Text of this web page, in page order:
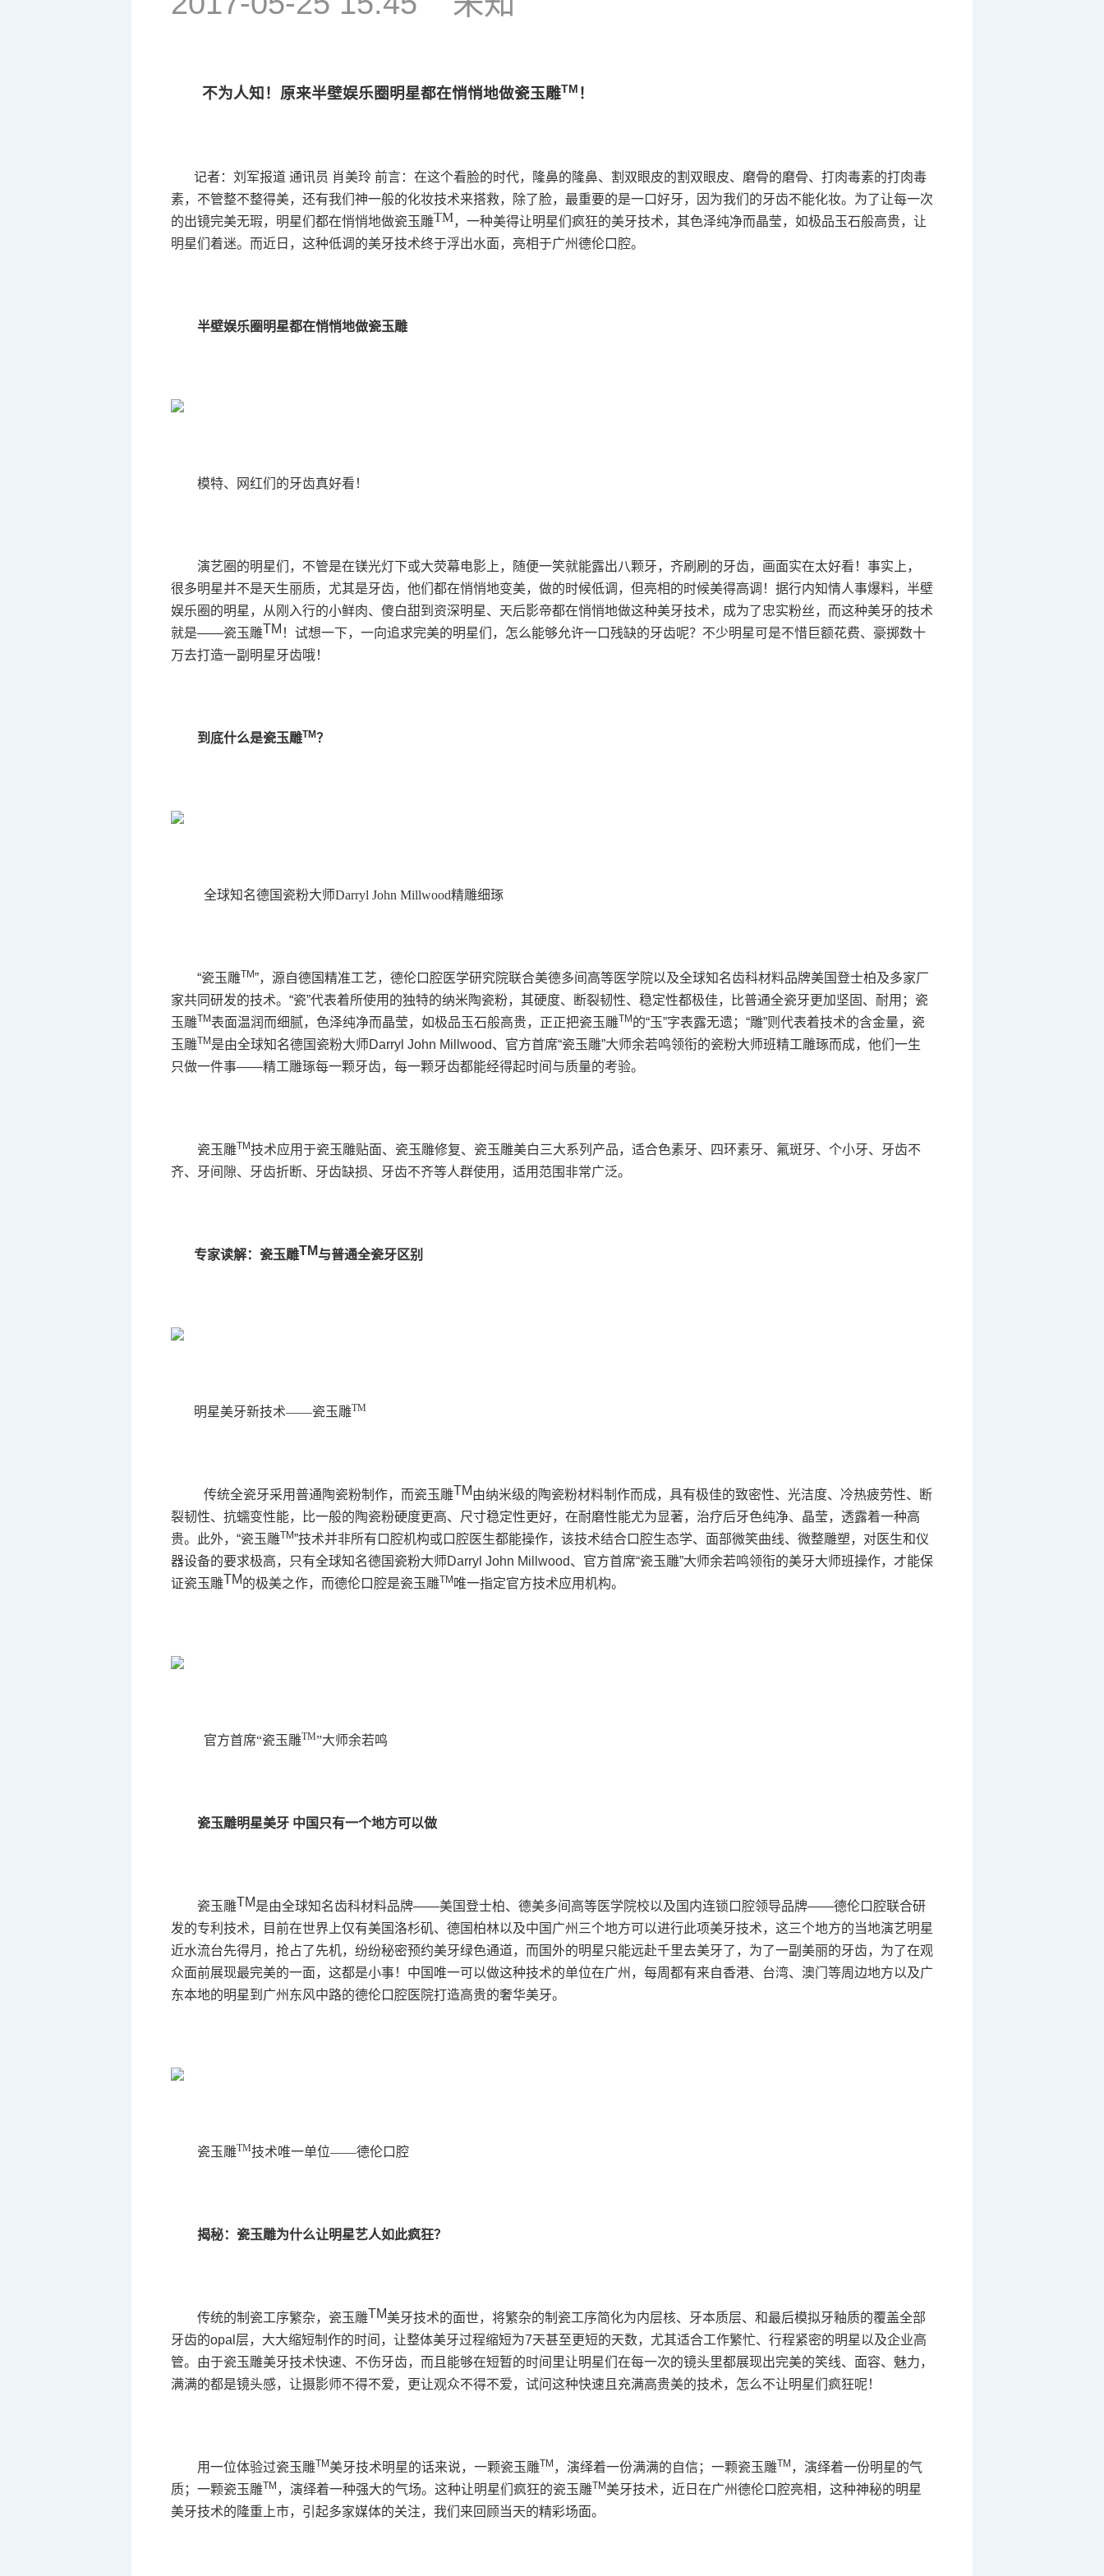
不为人知！原来半壁娱乐圈明星都在悄悄地做瓷玉雕TM ！
记者：刘军报道 通讯员 肖美玲 前言：在这个看脸的时代，隆鼻的隆鼻、割双眼皮的割双眼皮、磨骨的磨骨、打肉毒素的打肉毒
素，不管整不整得美，还有我们神一般的化妆技术来搭救，除了脸，最重要的是一口好牙，因为我们的牙齿不能化妆。为了让每一次
的出镜完美无瑕，明星们都在悄悄地做瓷玉雕TM，一种美得让明星们疯狂的美牙技术，其色泽纯净而晶莹，如极品玉石般高贵，让
明星们着迷。而近日，这种低调的美牙技术终于浮出水面，亮相于广州德伦口腔。
半壁娱乐圈明星都在悄悄地做瓷玉雕
模特、网红们的牙齿真好看！
演艺圈的明星们，不管是在镁光灯下或大荧幕电影上，随便一笑就能露出八颗牙，齐刷刷的牙齿，画面实在太好看！事实上，
很多明星并不是天生丽质，尤其是牙齿，他们都在悄悄地变美，做的时候低调，但亮相的时候美得高调！据行内知情人事爆料，半壁
娱乐圈的明星，从刚入行的小鲜肉、傻白甜到资深明星、天后影帝都在悄悄地做这种美牙技术，成为了忠实粉丝，而这种美牙的技术
就是——瓷玉雕TM ！试想一下，一向追求完美的明星们，怎么能够允许一口残缺的牙齿呢？不少明星可是不惜巨额花费、豪掷数十
万去打造一副明星牙齿哦！
到底什么是瓷玉雕TM？
全球知名德国瓷粉大师Darryl John Millwood精雕细琢
“瓷玉雕TM”，源自德国精准工艺，德伦口腔医学研究院联合美德多间高等医学院以及全球知名齿科材料品牌美国登士柏及多家厂
家共同研发的技术。“瓷”代表着所使用的独特的纳米陶瓷粉，其硬度、断裂韧性、稳定性都极佳，比普通全瓷牙更加坚固、耐用；瓷
玉雕TM表面温润而细腻，色泽纯净而晶莹，如极品玉石般高贵，正正把瓷玉雕TM的“玉”字表露无遗；“雕”则代表着技术的含金量，瓷
玉雕TM是由全球知名德国瓷粉大师Darryl John Millwood、官方首席“瓷玉雕”大师余若鸣领衔的瓷粉大师班精工雕琢而成，他们一生
只做一件事——精工雕琢每一颗牙齿，每一颗牙齿都能经得起时间与质量的考验。
瓷玉雕TM技术应用于瓷玉雕贴面、瓷玉雕修复、瓷玉雕美白三大系列产品，适合色素牙、四环素牙、氟斑牙、个小牙、牙齿不
齐、牙间隙、牙齿折断、牙齿缺损、牙齿不齐等人群使用，适用范围非常广泛。
专家读解：瓷玉雕TM与普通全瓷牙区别
明星美牙新技术——瓷玉雕TM
传统全瓷牙采用普通陶瓷粉制作，而瓷玉雕TM由纳米级的陶瓷粉材料制作而成，具有极佳的致密性、光洁度、冷热疲劳性、断
裂韧性、抗蠕变性能，比一般的陶瓷粉硬度更高、尺寸稳定性更好，在耐磨性能尤为显著，治疗后牙色纯净、晶莹，透露着一种高
贵。此外，“瓷玉雕TM”技术并非所有口腔机构或口腔医生都能操作，该技术结合口腔生态学、面部微笑曲线、微整雕塑，对医生和仪
器设备的要求极高，只有全球知名德国瓷粉大师Darryl John Millwood、官方首席“瓷玉雕”大师余若鸣领衔的美牙大师班操作，才能保
证瓷玉雕TM的极美之作，而德伦口腔是瓷玉雕TM 唯一指定官方技术应用机构。
官方首席“瓷玉雕TM”大师余若鸣
瓷玉雕明星美牙 中国只有一个地方可以做
瓷玉雕TM是由全球知名齿科材料品牌——美国登士柏、德美多间高等医学院校以及国内连锁口腔领导品牌——德伦口腔联合研
发的专利技术，目前在世界上仅有美国洛杉矶、德国柏林以及中国广州三个地方可以进行此项美牙技术，这三个地方的当地演艺明星
近水流台先得月，抢占了先机，纷纷秘密预约美牙绿色通道，而国外的明星只能远赴千里去美牙了，为了一副美丽的牙齿，为了在观
众面前展现最完美的一面，这都是小事！中国唯一可以做这种技术的单位在广州，每周都有来自香港、台湾、澳门等周边地方以及广
东本地的明星到广州东风中路的德伦口腔医院打造高贵的奢华美牙。
瓷玉雕TM技术唯一单位——德伦口腔
揭秘：瓷玉雕为什么让明星艺人如此疯狂？
传统的制瓷工序繁杂，瓷玉雕TM美牙技术的面世，将繁杂的制瓷工序简化为内层核、牙本质层、和最后模拟牙釉质的覆盖全部
牙齿的opal层，大大缩短制作的时间，让整体美牙过程缩短为7天甚至更短的天数，尤其适合工作繁忙、行程紧密的明星以及企业高
管。由于瓷玉雕美牙技术快速、不伤牙齿，而且能够在短暂的时间里让明星们在每一次的镜头里都展现出完美的笑线、面容、魅力，
满满的都是镜头感，让摄影师不得不爱，更让观众不得不爱，试问这种快速且充满高贵美的技术，怎么不让明星们疯狂呢！
用一位体验过瓷玉雕TM美牙技术明星的话来说，一颗瓷玉雕TM ，演绎着一份满满的自信；一颗瓷玉雕TM ，演绎着一份明星的气
质；一颗瓷玉雕TM ，演绎着一种强大的气场。这种让明星们疯狂的瓷玉雕TM美牙技术，近日在广州德伦口腔亮相，这种神秘的明星
美牙技术的隆重上市，引起多家媒体的关注，我们来回顾当天的精彩场面。